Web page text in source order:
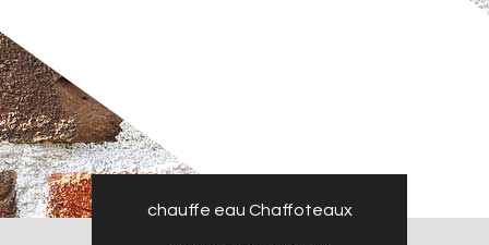
chauffe eau Chaffoteaux